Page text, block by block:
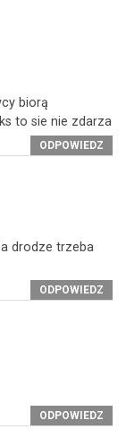
biorą
to sie nie zdarza
ODPOWIEDZ
drodze trzeba
ODPOWIEDZ
ODPOWIEDZ